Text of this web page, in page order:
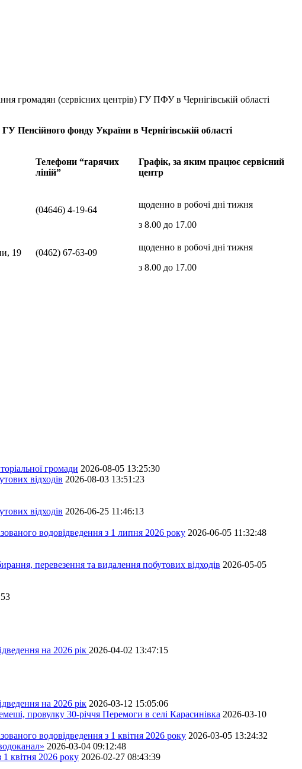
громадян (сервісних центрів) ГУ ПФУ в Чернігівській області
Пенсійного фонду України в Чернігівській області
Телефони “гарячих
ліній”
Графік, за яким працює сервісний
центр
(04646) 4-19-64
щоденно в робочі дні тижня
з 8.00 до 17.00
19 (0462) 67-63-09
щоденно в робочі дні тижня
з 8.00 до 17.00
громади 2026-08-05 13:25:30
відходів 2026-08-03 13:51:23
відходів 2026-06-25 11:46:13
водовідведення з 1 липня 2026 року 2026-06-05 11:32:48
перевезення та видалення побутових відходів 2026-05-05
на 2026 рік 2026-04-02 13:47:15
на 2026 рік 2026-03-12 15:05:06
провулку 30-річчя Перемоги в селі Карасинівка 2026-03-10
водовідведення з 1 квітня 2026 року 2026-03-05 13:24:32
2026-03-04 09:12:48
1 квітня 2026 року 2026-02-27 08:43:39